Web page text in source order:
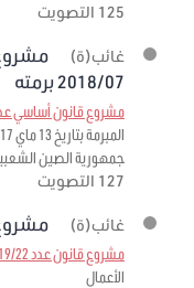
125 التصويت
غائب(ة)
2018/07 برمته
مشروع قانون أساسي عدد
جمهورية الصين
127 التصويت
غائب(ة) مشروع
مشروع قانون عدد 2019/22
الأعمال